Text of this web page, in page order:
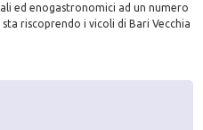
ed enogastronomici ad un numero
riscoprendo i vicoli di Bari Vecchia